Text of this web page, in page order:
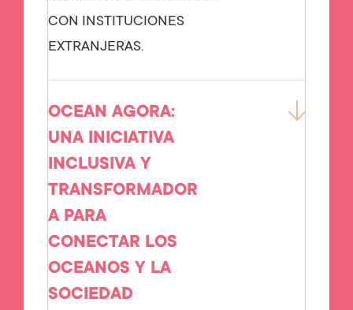
CON INSTITUCIONES
EXTRANJERAS.
OCEAN AGORA:
UNA INICIATIVA
INCLUSIVA Y
TRANSFORMADOR
A PARA
CONECTAR LOS
OCEANOS Y LA
SOCIEDAD